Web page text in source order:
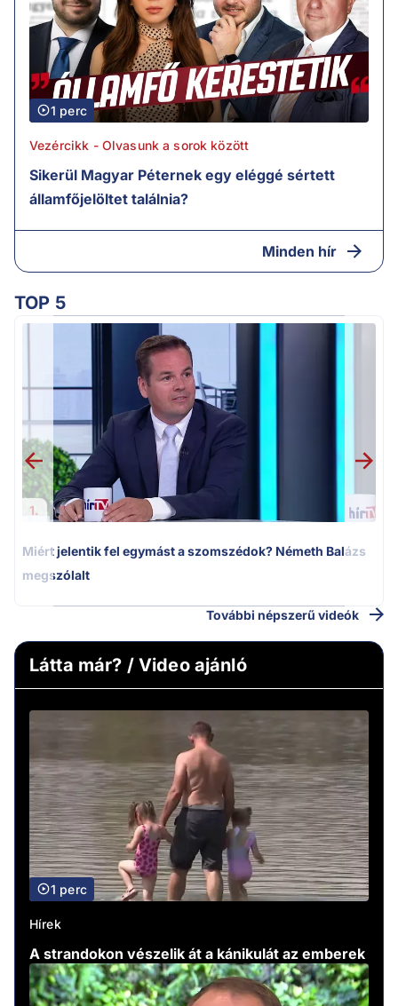
1 perc
Vezércikk - Olvasunk a sorok között
Sikerül Magyar Péternek egy eléggé sértett
államfőjelöltet találnia?
Minden hír
TOP 5
1.
Miért jelentik fel egymást a szomszédok? Németh Balázs
megszólalt
További népszerű videók
Látta már? / Video ajánló
1 perc
Hírek
A strandokon vészelik át a kánikulát az emberek